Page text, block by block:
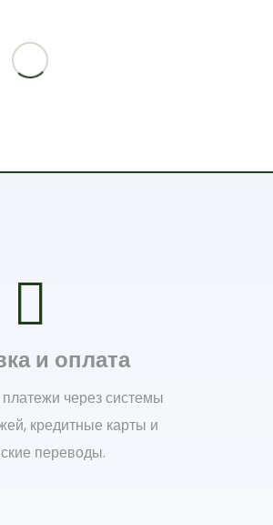
и оплата
через системы
кредитные карты и
переводы.